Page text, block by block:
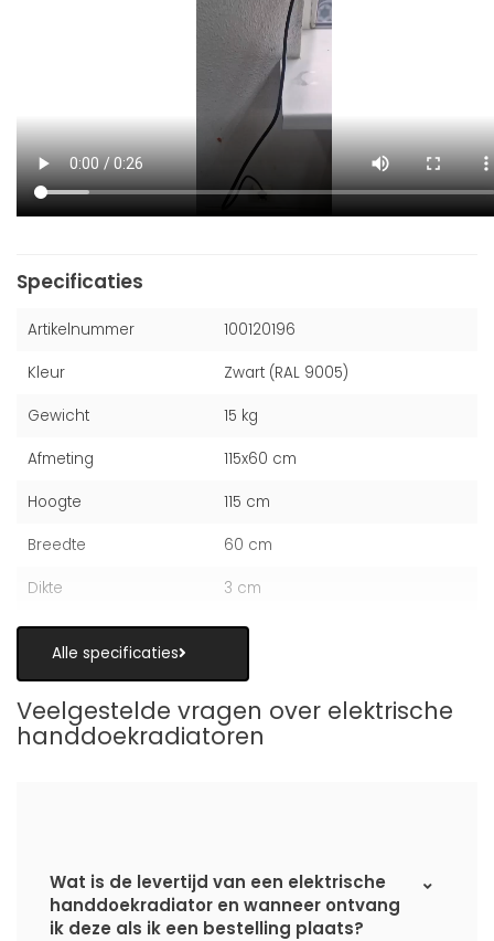
Specificaties
Artikelnummer 100120196
Kleur Zwart (RAL 9005)
Gewicht 15 kg
Afmeting 115x60 cm
Hoogte 115 cm
Breedte 60 cm
Dikte 3 cm
Alle specificaties
Veelgestelde vragen over elektrische
handdoekradiatoren
Wat is de levertijd van een elektrische
handdoekradiator en wanneer ontvang
ik deze als ik een bestelling plaats?